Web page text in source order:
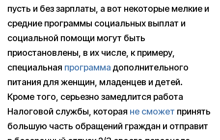
пусть и без зарплаты, а вот некоторые мелкие и
средние программы социальных выплат и
социальной помощи могут быть
приостановлены, в их числе, к примеру,
специальная программа дополнительного
питания для женщин, младенцев и детей.
Кроме того, серьезно замедлится работа
Налоговой службы, которая не сможет принять
большую часть обращений граждан и отправит